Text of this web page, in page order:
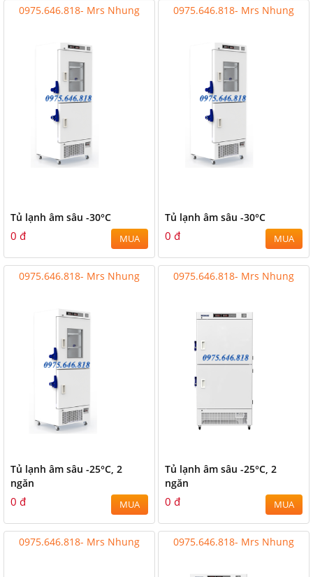
0975.646.818- Mrs Nhung
Tủ lạnh âm sâu -30°C
0 đ MUA
0975.646.818- Mrs Nhung
Tủ lạnh âm sâu -30°C
0 đ MUA
0975.646.818- Mrs Nhung
Tủ lạnh âm sâu -25°C, 2
ngăn
0 đ MUA
0975.646.818- Mrs Nhung
Tủ lạnh âm sâu -25°C, 2
ngăn
0 đ MUA
0975.646.818- Mrs Nhung 0975.646.818- Mrs Nhung